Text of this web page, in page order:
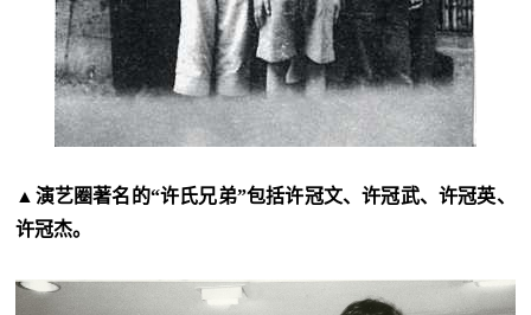
▲演艺圈著名的“许氏兄弟”包括许冠文、许冠武、许冠英、
许冠杰。